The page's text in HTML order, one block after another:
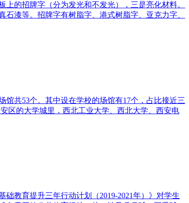
的招牌字（分为发光和不发光），三是亮化材料。
漆等。招牌字有树脂字、港式树脂字、亚克力字、
共53个。其中设在学校的场馆有17个，占比接近三
区的大学城里，西北工业大学、西北大学、西安电
教育提升三年行动计划（2019-2021年）》对学生